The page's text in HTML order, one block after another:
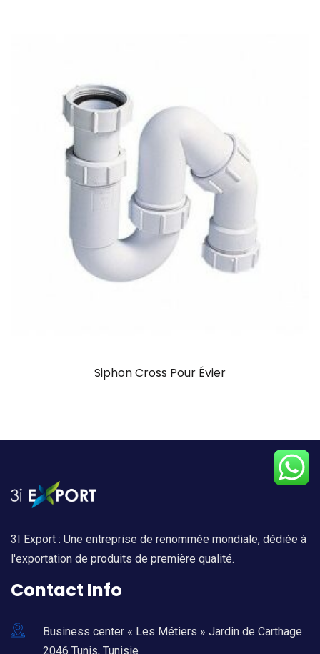
Siphon Cross Pour Évier
3I Export : Une entreprise de renommée mondiale, dédiée à
l'exportation de produits de première qualité.
Contact Info
Business center « Les Métiers » Jardin de Carthage
2046 Tunis, Tunisie